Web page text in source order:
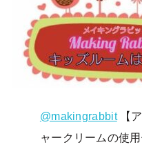
@makingrabbit【
ャークリームの使